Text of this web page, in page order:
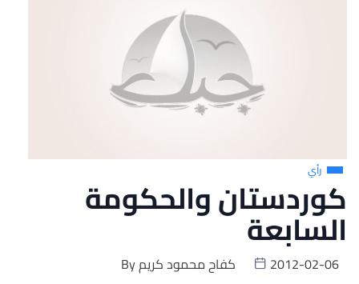
رأي
كوردستان والحكومة
السابعة
Byكفاح محمود كريم
2012-02-06